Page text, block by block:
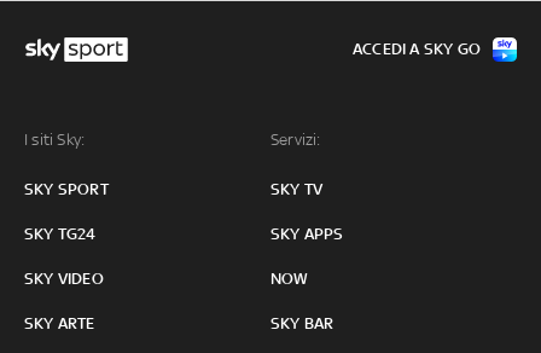
I siti Sky:
SKY SPORT
SKY TG24
SKY VIDEO
SKY ARTE
Servizi:
SKY TV
SKY APPS
NOW
SKY BAR
ACCEDI A SKY GO